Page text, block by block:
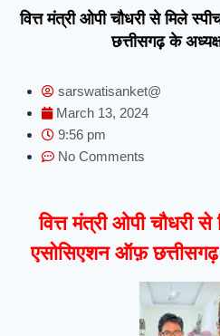
वित्त मंत्री ओपी चौधरी से मिले
छत्तीसगढ़ के
sarswatisanket@
March 13, 2024
9:56 pm
No Comments
वित्त मंत्री ओपी चौधरी से
एसोसिएशन ऑफ़